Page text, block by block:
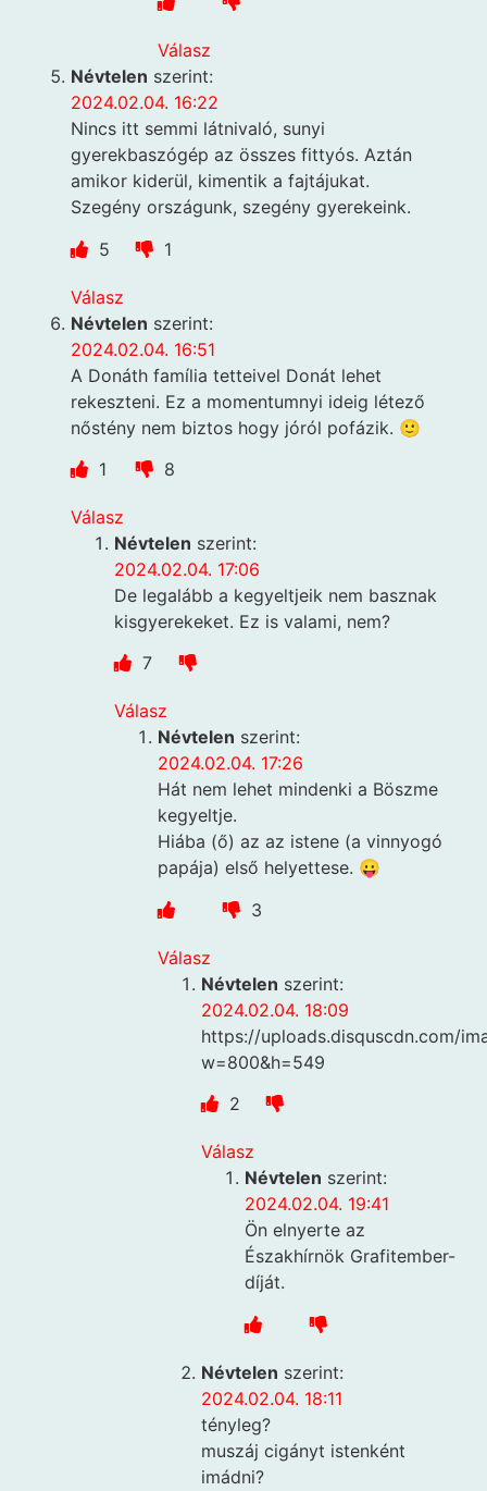
Válasz
Névtelen szerint:
2024.02.04. 16:22
Nincs itt semmi látnivaló, sunyi
gyerekbaszógép az összes fittyós. Aztán
amikor kiderül, kimentik a fajtájukat.
Szegény országunk, szegény gyerekeink.
5
1
Válasz
Névtelen szerint:
2024.02.04. 16:51
A Donáth família tetteivel Donát lehet
rekeszteni. Ez a momentumnyi ideig létező
nőstény nem biztos hogy jóról pofázik. 🙂
1
8
Válasz
Névtelen szerint:
2024.02.04. 17:06
De legalább a kegyeltjeik nem basznak
kisgyerekeket. Ez is valami, nem?
7
Válasz
Névtelen szerint:
2024.02.04. 17:26
Hát nem lehet mindenki a Böszme
kegyeltje.
Hiába (ő) az az istene (a vinnyogó
papája) első helyettese. 😛
3
Válasz
Névtelen szerint:
2024.02.04. 18:09
https://uploads.disquscdn.com/
w=800&h=549
2
Válasz
Névtelen szerint:
2024.02.04. 19:41
Ön elnyerte az
Északhírnök Grafitember-
díját.
Névtelen szerint:
2024.02.04. 18:11
tényleg?
muszáj cigányt istenként
imádni?